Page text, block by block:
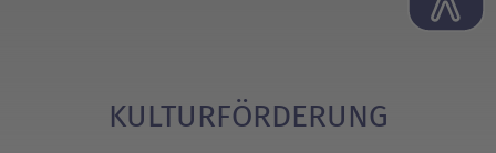
KULTUR­FÖRDERUNG